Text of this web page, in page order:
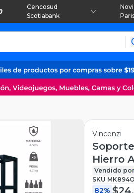
Cencosud
Scotiabank
Vincenzi
Hierro
Vendido por
SKU
82%